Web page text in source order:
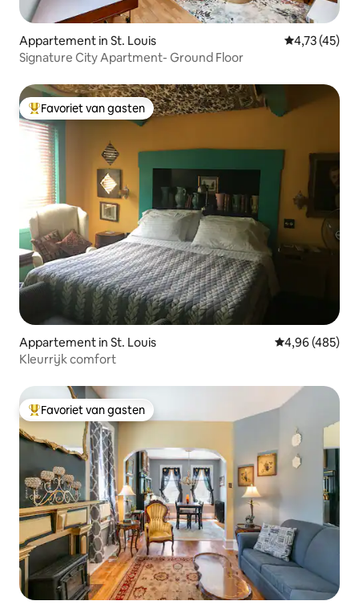
Appartement in St. Louis Gemiddelde
4,73 (45)
Signature City Apartment- Ground Floor
Topfavoriet van gasten
Favoriet van gasten
Appartement in St. Louis Gemiddelde
4,96 (485)
Kleurrijk comfort
Topfavoriet van gasten
Favoriet van gasten